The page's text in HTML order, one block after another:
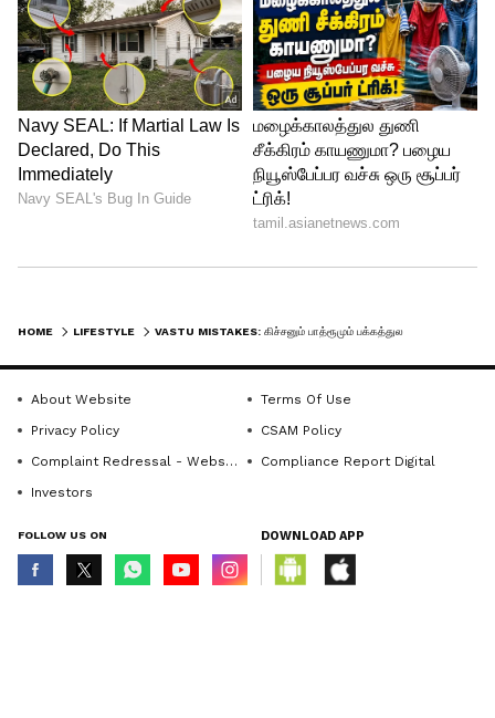
Image Credit : Instagram @Henry Desmond Ezeh
நெருப்பும் நீரும் சேரலாமா?
என்றாலும், சமையலறையில் எரிவாயு
(அல்லது பிற நீர் ஆதாரங்களும்) ஒன்றுக்கு
ஒன்று மிக அருகில் அமைந்திருக்கக்
கூடாது. வாஸ்து சாஸ்திரத்தின்படி,
வீட்டின் அமைதிக்கு நல்லது.
HOME LIFESTYLE
About Website
Terms Of Use
Privacy Policy
CSAM Policy
Complaint Redressal - Website
Compliance Report Digital
Investors
FOLLOW US ON DOWNLOAD APP